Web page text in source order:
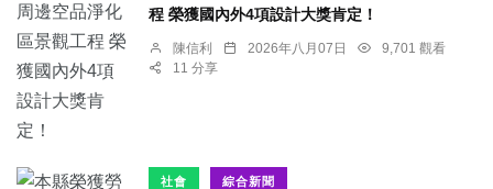
程 榮獲國內外4項設計大獎肯定！
陳信利 2026年八月07日
9,701 觀看
11 分享
社會 綜合新聞